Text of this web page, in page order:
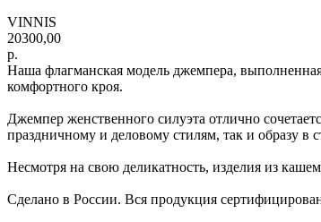
VINNIS
20300,00
р.
Наша флагманская модель джемпера,
комфортного кроя.
Джемпер женственного силуэта отлично
праздничному и деловому стилям, так и образу в
Несмотря на свою деликатность, изделия из
Сделано в России. Вся продукция